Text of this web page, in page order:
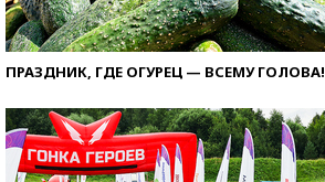
ПРАЗДНИК, ГДЕ ОГУРЕЦ — ВСЕМУ ГОЛОВА!